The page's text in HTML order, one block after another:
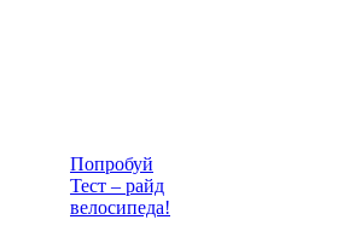
Попробуй
Тест – райд
велосипеда!